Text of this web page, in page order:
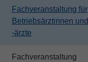
Fachveranstaltung für
Betriebsärztinnen und
-ärzte
Fachveranstaltung